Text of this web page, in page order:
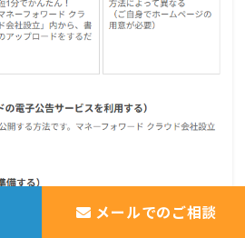
メールでのご相談